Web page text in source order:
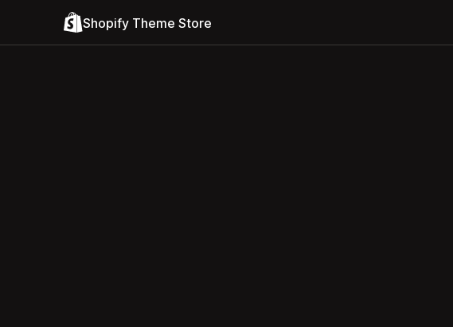
Shopify Theme Store